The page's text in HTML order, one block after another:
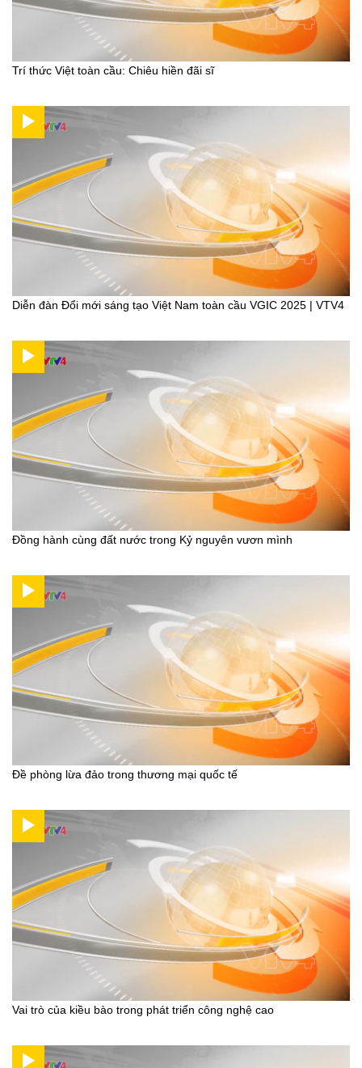
Trí thức Việt toàn cầu: Chiêu hiền đãi sĩ
Diễn đàn Đổi mới sáng tạo Việt Nam toàn cầu VGIC 2025 | VTV4
Đồng hành cùng đất nước trong Kỷ nguyên vươn mình
Đề phòng lừa đảo trong thương mại quốc tế
Vai trò của kiều bào trong phát triển công nghệ cao